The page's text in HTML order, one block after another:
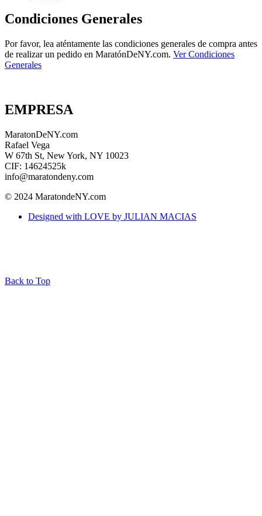
Condiciones Generales
Por favor, lea aténtamente las condiciones generales de compra antes
de realizar un pedido en MaratónDeNY.com. Ver Condiciones
Generales
EMPRESA
MaratonDeNY.com
Rafael Vega
W 67th St, New York, NY 10023
CIF: 14624525k
info@maratondeny.com
© 2024 MaratondeNY.com
Designed with LOVE by JULIAN MACIAS
Back to Top